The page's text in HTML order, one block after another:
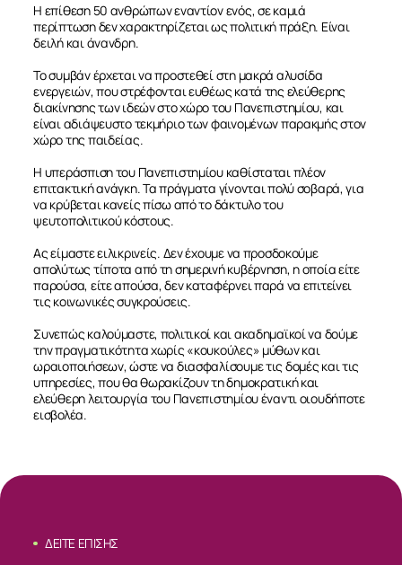
ΣΧΕΤΙΚΑ
ΝΕΑ
ΕΠΙΚΟΙΝΩΝΙΑ
Η επίθεση 50 ανθρώπων εναντίον ενός, σε καμιά
περίπτωση δεν χαρακτηρίζεται ως πολιτική πράξη. Είναι
δειλή και άνανδρη.
Το συμβάν έρχεται να προστεθεί στη μακρά αλυσίδα
ενεργειών, που στρέφονται ευθέως κατά της ελεύθερης
διακίνησης των ιδεών στο χώρο του Πανεπιστημίου, και
είναι αδιάψευστο τεκμήριο των φαινομένων παρακμής στον
χώρο της παιδείας.
Η υπεράσπιση του Πανεπιστημίου καθίσταται πλέον
επιτακτική ανάγκη. Τα πράγματα γίνονται πολύ σοβαρά, για
να κρύβεται κανείς πίσω από το δάκτυλο του
ψευτοπολιτικού κόστους.
Ας είμαστε ειλικρινείς. Δεν έχουμε να προσδοκούμε
απολύτως τίποτα από τη σημερινή κυβέρνηση, η οποία είτε
παρούσα, είτε απούσα, δεν καταφέρνει παρά να επιτείνει
τις κοινωνικές συγκρούσεις.
Συνεπώς καλούμαστε, πολιτικοί και ακαδημαϊκοί να δούμε
την πραγματικότητα χωρίς «κουκούλες» μύθων και
ωραιοποιήσεων, ώστε να διασφαλίσουμε τις δομές και τις
υπηρεσίες, που θα θωρακίζουν τη δημοκρατική και
ελεύθερη λειτουργία του Πανεπιστημίου έναντι οιουδήποτε
εισβολέα.
ΔΕΙΤΕ ΕΠΙΣΗΣ